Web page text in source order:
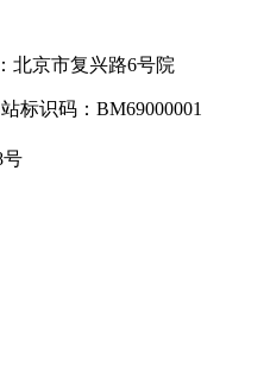
京市复兴路6号院
标识码：BM69000001
号